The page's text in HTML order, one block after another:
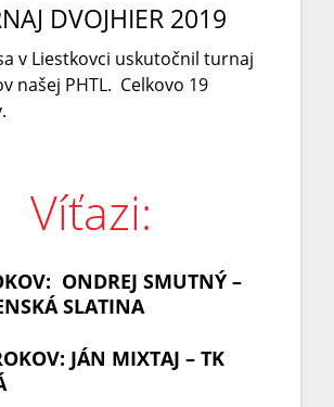
DVOJHIER 2019
v Liestkovci uskutočnil turnaj
našej PHTL. Celkovo 19
Víťazi:
ONDREJ SMUTNÝ –
SLATINA
JÁN MIXTAJ – TK